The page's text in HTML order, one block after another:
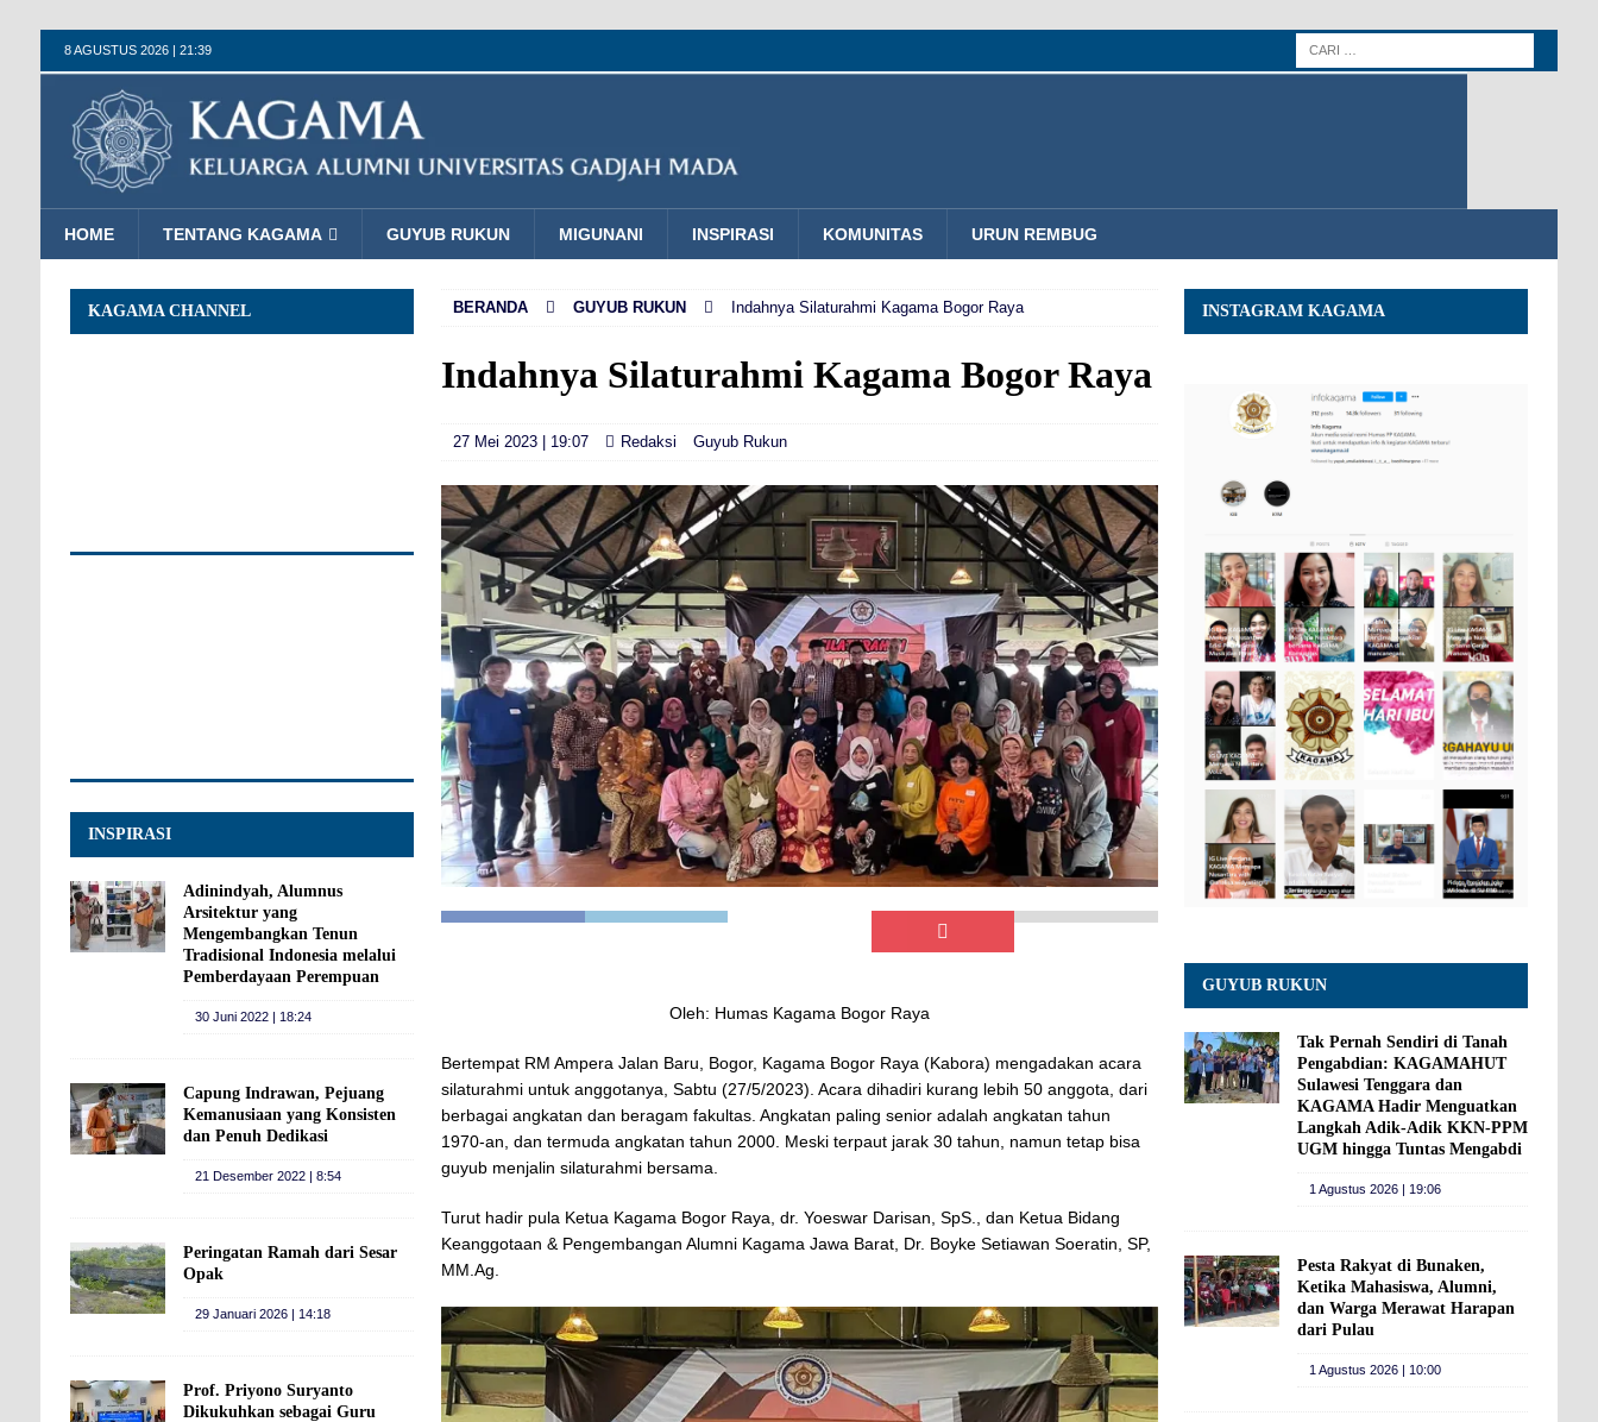
8 AGUSTUS 2026 | 21:39
HOME TENTANG KAGAMA GUYUB RUKUN MIGUNANI INSPIRASI KOMUNITAS URUN REMBUG
BERANDA GUYUB RUKUN Indahnya Silaturahmi Kagama Bogor Raya
Indahnya Silaturahmi Kagama Bogor Raya
27 Mei 2023 | 19:07 Redaksi Guyub Rukun
Oleh: Humas Kagama Bogor Raya
Bertempat RM Ampera Jalan Baru, Bogor, Kagama Bogor Raya (Kabora) mengadakan acara
silaturahmi untuk anggotanya, Sabtu (27/5/2023). Acara dihadiri kurang lebih 50 anggota, dari
berbagai angkatan dan beragam fakultas. Angkatan paling senior adalah angkatan tahun
1970-an, dan termuda angkatan tahun 2000. Meski terpaut jarak 30 tahun, namun tetap bisa
guyub menjalin silaturahmi bersama.
Turut hadir pula Ketua Kagama Bogor Raya, dr. Yoeswar Darisan, SpS., dan Ketua Bidang
Keanggotaan & Pengembangan Alumni Kagama Jawa Barat, Dr. Boyke Setiawan Soeratin, SP,
MM.Ag.
KAGAMA CHANNEL
INSPIRASI
Adinindyah, Alumnus
Arsitektur yang
Mengembangkan Tenun
Tradisional Indonesia melalui
Pemberdayaan Perempuan
30 Juni 2022 | 18:24
Capung Indrawan, Pejuang
Kemanusiaan yang Konsisten
dan Penuh Dedikasi
21 Desember 2022 | 8:54
Peringatan Ramah dari Sesar
Opak
29 Januari 2026 | 14:18
Prof. Priyono Suryanto
Dikukuhkan sebagai Guru
INSTAGRAM KAGAMA
GUYUB RUKUN
Tak Pernah Sendiri di Tanah
Pengabdian: KAGAMAHUT
Sulawesi Tenggara dan
KAGAMA Hadir Menguatkan
Langkah Adik-Adik KKN-PPM
UGM hingga Tuntas Mengabdi
1 Agustus 2026 | 19:06
Pesta Rakyat di Bunaken,
Ketika Mahasiswa, Alumni,
dan Warga Merawat Harapan
dari Pulau
1 Agustus 2026 | 10:00